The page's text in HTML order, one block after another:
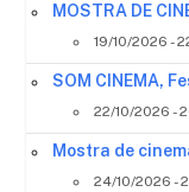
MOSTRA DE
19/10/2026 -
SOM CINEMA,
22/10/2026 -
Mostra de
24/10/2026 -